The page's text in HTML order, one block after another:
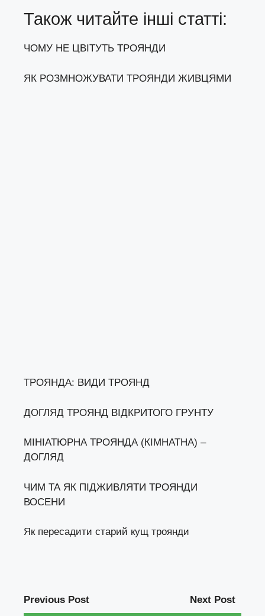
Також читайте інші статті:
ЧОМУ НЕ ЦВІТУТЬ ТРОЯНДИ
ЯК РОЗМНОЖУВАТИ ТРОЯНДИ ЖИВЦЯМИ
ТРОЯНДА: ВИДИ ТРОЯНД
ДОГЛЯД ТРОЯНД ВІДКРИТОГО ГРУНТУ
МІНІАТЮРНА ТРОЯНДА (КІМНАТНА) –
ДОГЛЯД
ЧИМ ТА ЯК ПІДЖИВЛЯТИ ТРОЯНДИ
ВОСЕНИ
Як пересадити старий кущ троянди
Previous Post Next Post